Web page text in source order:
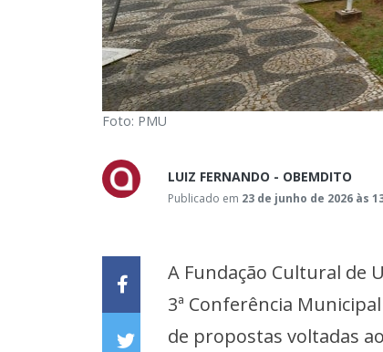
Foto: PMU
LUIZ FERNANDO - OBEMDITO
Publicado em 23 de junho de 2026 às
A Fundação Cultural de
3ª Conferência
de propostas voltadas